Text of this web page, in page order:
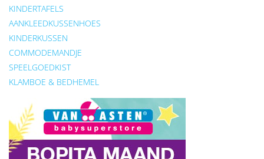
KINDERTAFELS
AANKLEEDKUSSENHOES
KINDERKUSSEN
COMMODEMANDJE
SPEELGOEDKIST
KLAMBOE & BEDHEMEL